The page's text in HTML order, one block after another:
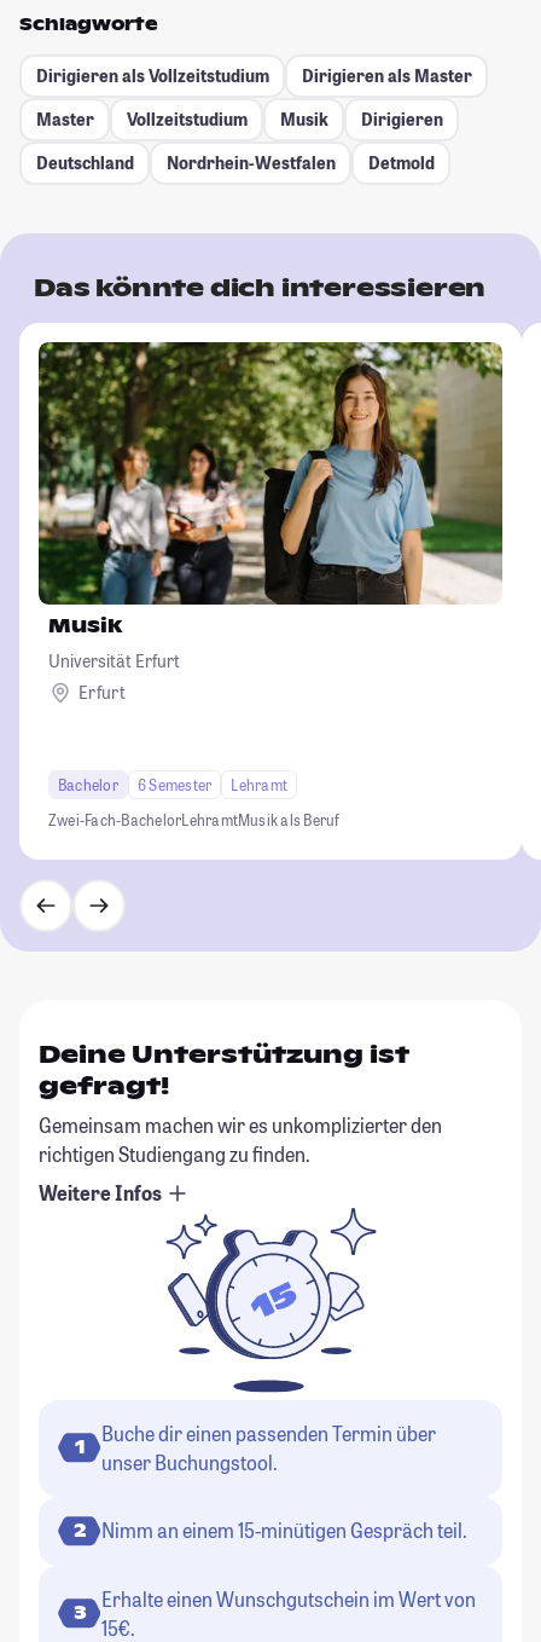
Schlagworte
Dirigieren als Vollzeitstudium
Dirigieren als Master
Master
Vollzeitstudium Musik
Dirigieren
Deutschland
Nordrhein-Westfalen Detmold
Das könnte dich interessieren
Musik
Universität Erfurt
Erfurt
Bachelor 6 Semester
Lehramt
Zwei-Fach-BachelorLehramtMusik als Beruf
Deine Unterstützung ist
gefragt!
Gemeinsam machen wir es unkomplizierter den
richtigen Studiengang zu finden.
Weitere Infos
1
Buche dir einen passenden Termin über
unser Buchungstool.
2 Nimm an einem 15-minütigen Gespräch teil.
3
Erhalte einen Wunschgutschein im Wert von
15€.